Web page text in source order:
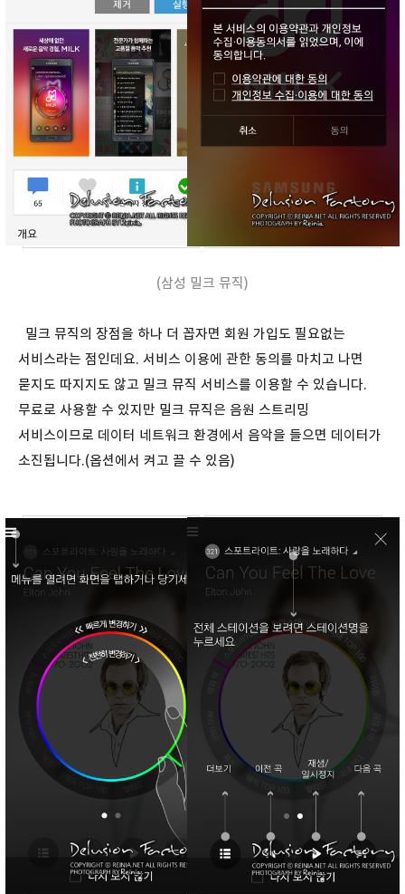
(삼성 밀크 뮤직)
밀크 뮤직의 장점을 하나 더 꼽자면 회원 가입도 필요없는
서비스라는 점인데요. 서비스 이용에 관한 동의를 마치고 나면
묻지도 따지지도 않고 밀크 뮤직 서비스를 이용할 수 있습니다.
무료로 사용할 수 있지만 밀크 뮤직은 음원 스트리밍
서비스이므로 데이터 네트워크 환경에서 음악을 들으면 데이터가
소진됩니다.(옵션에서 켜고 끌 수 있음)